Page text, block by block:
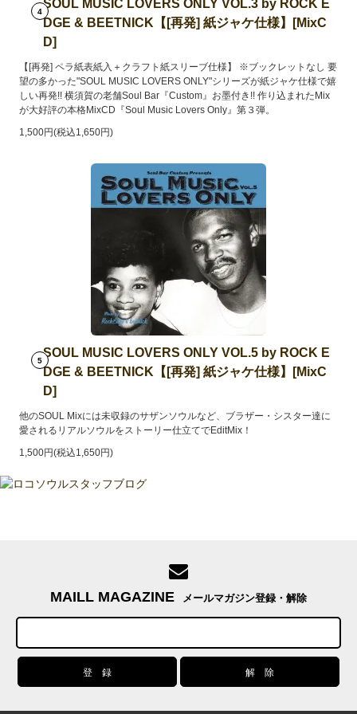
4
SOUL MUSIC LOVERS ONLY VOL.3 by ROCK E
DGE & BEETNICK【[再発] 紙ジャケ仕様】[MixC
D]
【[再発] ペラ紙表紙入＋クラフト紙スリーブ仕様】 ※ブックレットなし 要
望の多かった"SOUL MUSIC LOVERS ONLY"シリーズが紙ジャケ仕様で嬉
しい再発!! 横須賀の老舗Soul Bar『Custom』お墨付き!! 作り込まれたMix
が大好評の本格MixCD『Soul Music Lovers Only』第３弾。
1,500円(税込1,650円)
5
SOUL MUSIC LOVERS ONLY VOL.5 by ROCK E
DGE & BEETNICK【[再発] 紙ジャケ仕様】[MixC
D]
他のSOUL Mixには未収録のサザンソウルなど、ブラザー・シスター達に
愛されるリアルソウルをストーリー仕立てでEditMix！
1,500円(税込1,650円)
MAILL MAGAZINE メールマガジン登録・解除